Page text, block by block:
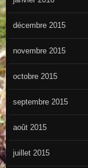
décembre 2015
novembre 2015
octobre 2015
septembre 2015
août 2015
juillet 2015